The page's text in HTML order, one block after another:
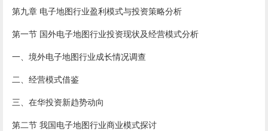
第九章 电子地图行业盈利模式与投资策略分析
第一节 国外电子地图行业投资现状及经营模式分析
一、境外电子地图行业成长情况调查
二、经营模式借鉴
三、在华投资新趋势动向
第二节 我国电子地图行业商业模式探讨